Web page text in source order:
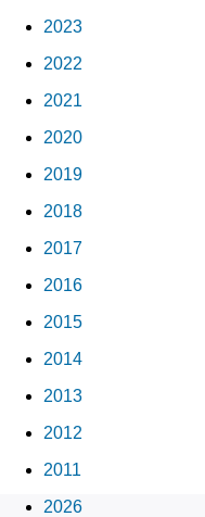
2023
2022
2021
2020
2019
2018
2017
2016
2015
2014
2013
2012
2011
2026